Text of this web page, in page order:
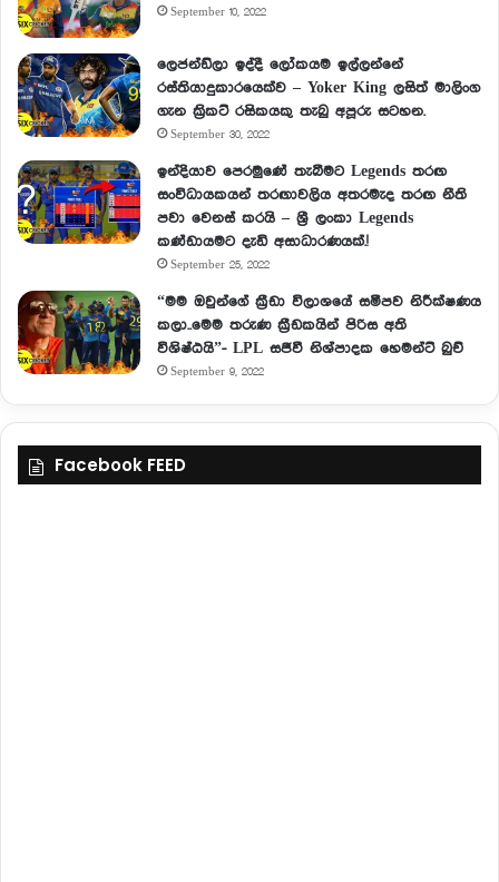
September 10, 2022
ලෙජන්ඩ්ලා ඉද්දී ලෝකයම ඉල්ලන්නේ
රස්තියාදුකාරයෙක්ව – Yoker King ලසිත් මාලිංග
ගැන ක්‍රිකට් රසිකයකු තැබු අපූරු සටහන.
September 30, 2022
ඉන්දියාව පෙරමුණේ තැබීමට Legends තරඟ
සංවිධායකයන් තරඟාවලිය අතරමැද තරඟ නීති
පවා වෙනස් කරයි – ශ්‍රී ලංකා Legends
කණ්ඩායමට දැඩි අසාධාරණයක්.!
September 25, 2022
“මම ඔවුන්ගේ ක්‍රීඩා විලාශයේ සමීපව නිරීක්ෂණය
කලා..මෙම තරුණ ක්‍රීඩකයින් පිරිස අති
විශිෂ්ඨයි”- LPL සජීවී නිශ්පාදක හෙමන්ට් බුච්
September 9, 2022
Facebook FEED